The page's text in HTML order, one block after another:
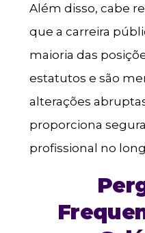
Além disso, cabe
que a carreira
maioria das
estatutos e são
alterações
proporciona
profissional no